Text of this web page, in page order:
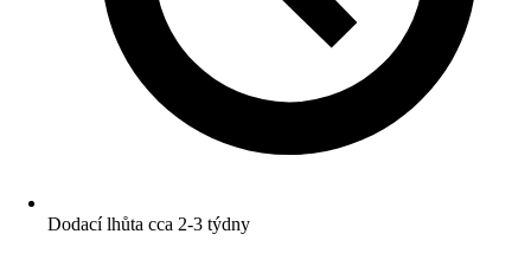
Dodací lhůta cca 2-3 týdny